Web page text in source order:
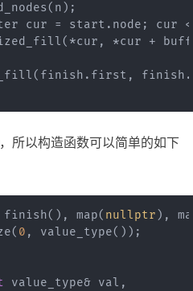
( n );
cur = start . node ; cur
<
( *cur , *cur +
( finish . first , finish .
所以构造函数可以简单的如下
finish(), map( nullptr ),
( 0 , value_type());
value_type& val ,